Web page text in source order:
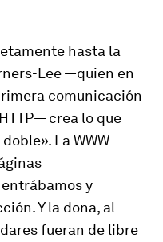
hasta la
Lee —quien en
comunicación
crea lo que
La WWW
y
Y la dona, al
fueran de libre